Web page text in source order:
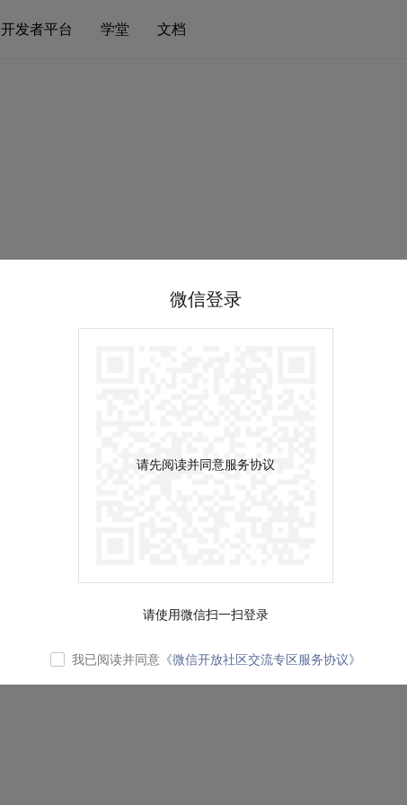
开发者平台 学堂 文档
微信登录
请先阅读并同意服务协议
请使用微信扫一扫登录
我已阅读并同意 《微信开放社区交流专区服务协议》